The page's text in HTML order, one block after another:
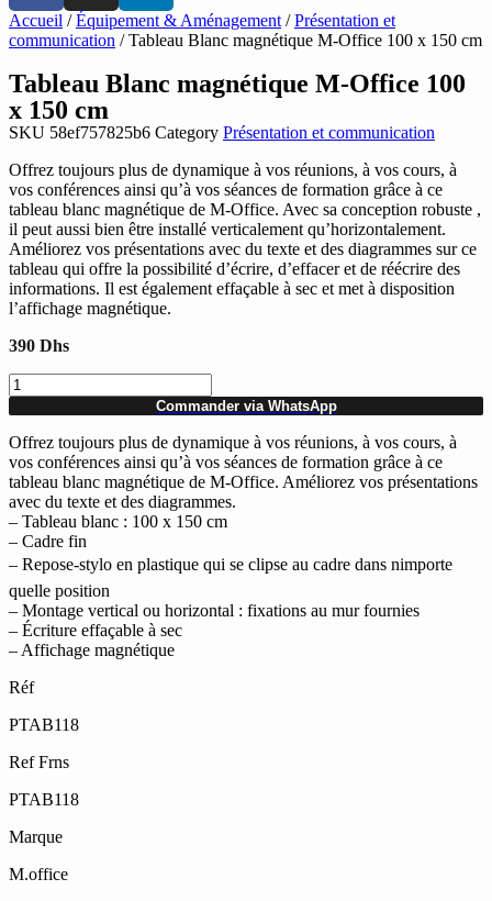
Accueil /Équipement & Aménagement /Présentation et
communication / Tableau Blanc magnétique M-Office 100 x 150 cm
Tableau Blanc magnétique M-Office 100
x 150 cm
SKU 58ef757825b6 Category Présentation et communication
Offrez toujours plus de dynamique à vos réunions, à vos cours, à
vos conférences ainsi qu’à vos séances de formation grâce à ce
tableau blanc magnétique de M-Office. Avec sa conception robuste ,
il peut aussi bien être installé verticalement qu’horizontalement.
Améliorez vos présentations avec du texte et des diagrammes sur ce
tableau qui offre la possibilité d’écrire, d’effacer et de réécrire des
informations. Il est également effaçable à sec et met à disposition
l’affichage magnétique.
390 Dhs
quantité
de
Tableau
Blanc
magnétique
M-
Office
100
x
150
Commander via WhatsApp
Offrez toujours plus de dynamique à vos réunions, à vos cours, à
vos conférences ainsi qu’à vos séances de formation grâce à ce
tableau blanc magnétique de M-Office. Améliorez vos présentations
avec du texte et des diagrammes.
– Tableau blanc : 100 x 150 cm
– Cadre fin
– Repose-stylo en plastique qui se clipse au cadre dans nimporte
quelle position
– Montage vertical ou horizontal : fixations au mur fournies
– Écriture effaçable à sec
– Affichage magnétique
Réf
PTAB118
Ref Frns
PTAB118
Marque
M.office